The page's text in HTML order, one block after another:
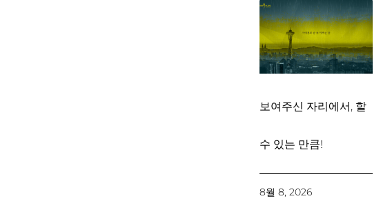
보여주신 자리에서, 할
수 있는 만큼!
8월 8, 2026